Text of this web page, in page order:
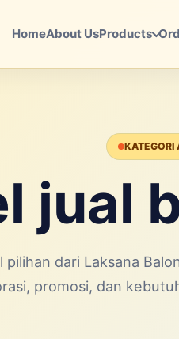
HomeAbout UsProducts
KATEGORI
jual
pilihan dari Laksana
promosi, dan